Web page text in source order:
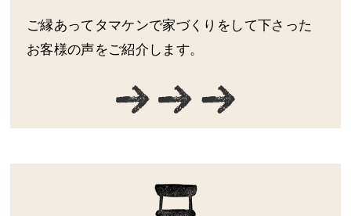
ご縁あってタマケンで家づくりをして下さった
お客様の声をご紹介します。